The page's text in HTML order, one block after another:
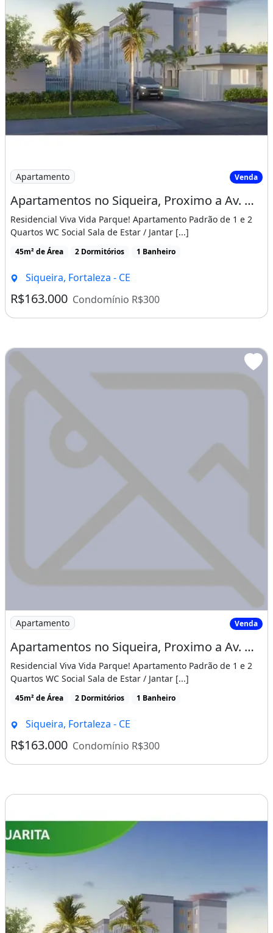
Imagem: Apartamentos no Siqueira, Proximo a Av
Apartamento Venda
Apartamentos no Siqueira, Proximo a Av. Osorio de Paiva, Entrada Facilitada!
Residencial Viva Vida Parque! Apartamento Padrão de 1 e 2
Quartos WC Social Sala de Estar / Jantar [...]
45m² de Área 2 Dormitórios 1 Banheiro
Siqueira, Fortaleza - CE
R$163.000 Condomínio R$300
Imagem: Apartamentos no Siqueira, Proximo a Av
Apartamento Venda
Apartamentos no Siqueira, Proximo a Av. Osorio de Paiva, Entrada Facilitada!
Residencial Viva Vida Parque! Apartamento Padrão de 1 e 2
Quartos WC Social Sala de Estar / Jantar [...]
45m² de Área 2 Dormitórios 1 Banheiro
Siqueira, Fortaleza - CE
R$163.000 Condomínio R$300